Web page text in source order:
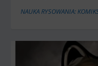
NAUKA RYSOWANIA: